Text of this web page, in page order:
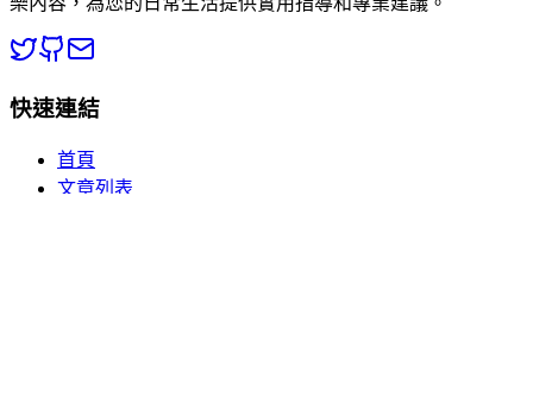
快速連結
首頁
文章列表